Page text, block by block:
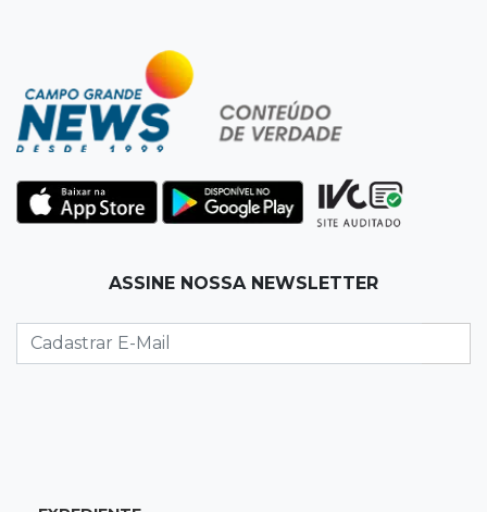
Mulher em situação de rua coloca fogo em
terreno e causa incêndio no Santo Amaro
12:10 Direito
encurta tarefas administrativas
Justiça manda tirar canil e proíbe treino do
ASSINE NOSSA NEWSLETTER